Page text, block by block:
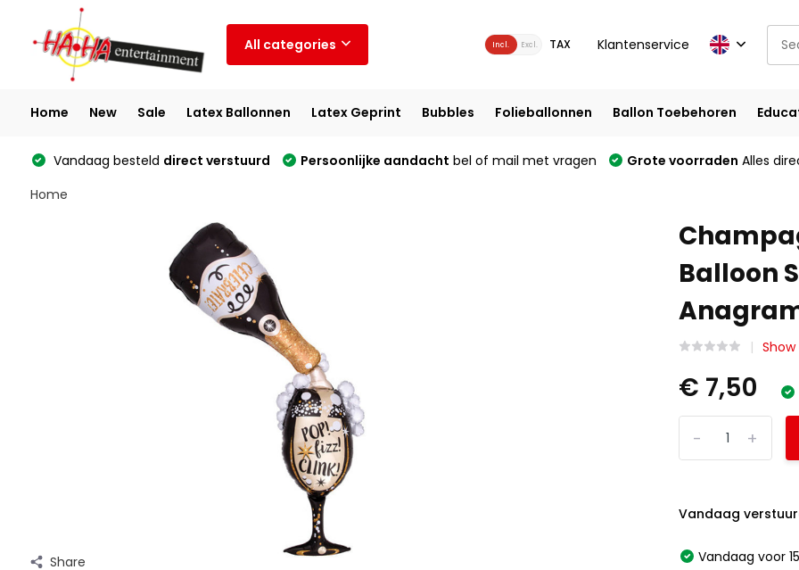
All categories Incl. Excl. TAX Klantenservice
Home New Sale Latex Ballonnen Latex Geprint Bubbles Folieballonnen Ballon Toebehoren
Vandaag besteld direct verstuurd Persoonlijke aandacht bel of mail met vragen Grote voorraden Alles
Home
Share
Balloon
€ 7,50
+
-
Vandaag
Vandaag voor